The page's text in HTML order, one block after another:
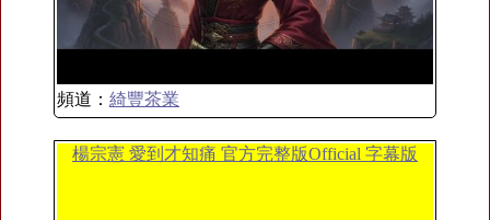
頻道： 綺豐茶業
楊宗憲 愛到才知痛 官方完整版Official 字幕版